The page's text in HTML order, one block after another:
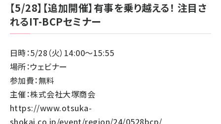
【5/28】【追加開催】有事を乗り越える！ 注目さ
れるIT-BCPセミナー
日時：5/28（火）14:00～15:55
場所：ウェビナー
参加費：無料
主催：株式会社大塚商会
https://www.otsuka-
shokai.co.jp/event/region/24/0528bcp/